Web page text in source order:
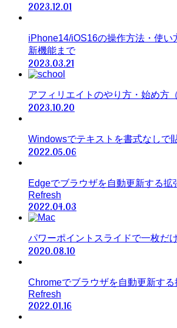
2023.12.01
iPhone14/iOS16の操作方法・使い
新機能まで
2023.03.21
アフィリエイトのやり方・始め方
2023.10.20
Windowsでテキストを書式なしで
2022.05.06
Edgeでブラウザを自動更新する拡
Refresh
2022.04.03
パワーポイントスライドで一枚だ
2020.08.10
Chromeでブラウザを自動更新す
Refresh
2022.01.16